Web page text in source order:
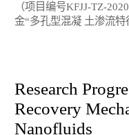
（项目编号KFJJ-TZ-
金“多孔型混凝 土渗流特
Research
Recovery
Nanofluids